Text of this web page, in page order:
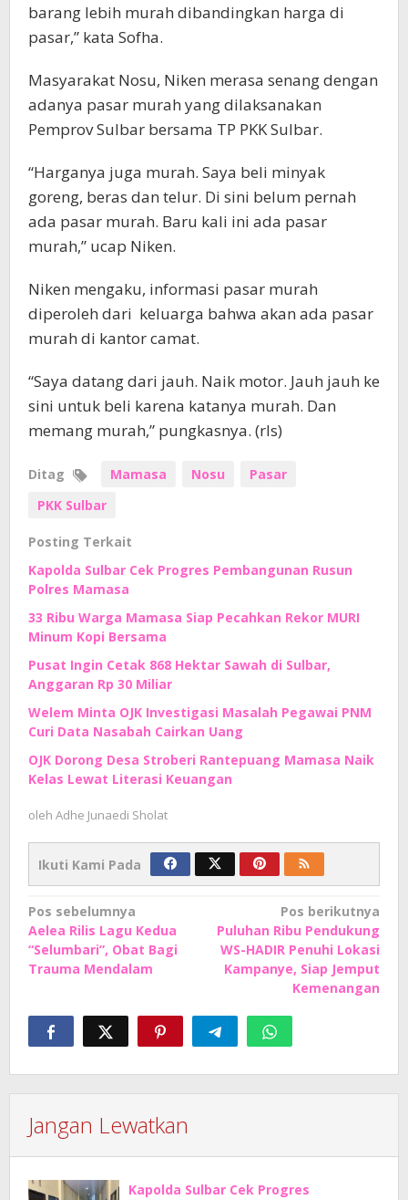
barang lebih murah dibandingkan harga di
pasar,” kata Sofha.
Masyarakat Nosu, Niken merasa senang dengan
adanya pasar murah yang dilaksanakan
Pemprov Sulbar bersama TP PKK Sulbar.
“Harganya juga murah. Saya beli minyak
goreng, beras dan telur. Di sini belum pernah
ada pasar murah. Baru kali ini ada pasar
murah,” ucap Niken.
Niken mengaku, informasi pasar murah
diperoleh dari keluarga bahwa akan ada pasar
murah di kantor camat.
“Saya datang dari jauh. Naik motor. Jauh jauh ke
sini untuk beli karena katanya murah. Dan
memang murah,” pungkasnya. (rls)
Ditag Mamasa Nosu
Pasar
PKK Sulbar
Posting Terkait
Kapolda Sulbar Cek Progres Pembangunan Rusun
Polres Mamasa
33 Ribu Warga Mamasa Siap Pecahkan Rekor MURI
Minum Kopi Bersama
Pusat Ingin Cetak 868 Hektar Sawah di Sulbar,
Anggaran Rp 30 Miliar
Welem Minta OJK Investigasi Masalah Pegawai PNM
Curi Data Nasabah Cairkan Uang
OJK Dorong Desa Stroberi Rantepuang Mamasa Naik
Kelas Lewat Literasi Keuangan
oleh Adhe Junaedi Sholat
Ikuti Kami Pada
Navigasi
pos
Pos sebelumnya
Aelea Rilis Lagu Kedua
“Selumbari”, Obat Bagi
Trauma Mendalam
Pos berikutnya
Puluhan Ribu Pendukung
WS-HADIR Penuhi Lokasi
Kampanye, Siap Jemput
Kemenangan
Jangan Lewatkan
Kapolda Sulbar Cek Progres